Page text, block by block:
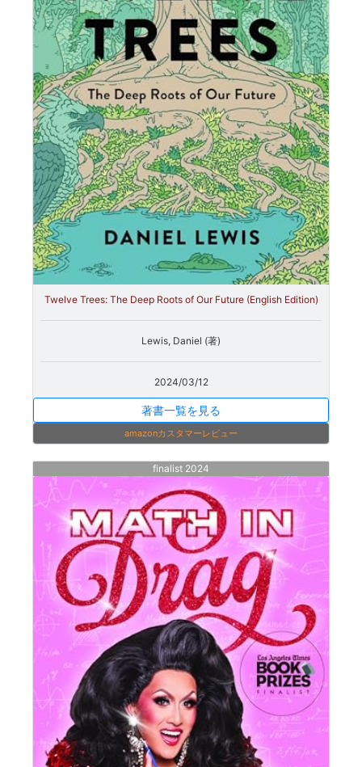
Twelve Trees: The Deep Roots of Our Future (English Edition)
Lewis, Daniel (著)
2024/03/12
著書一覧を見る
amazonカスタマーレビュー
finalist 2024